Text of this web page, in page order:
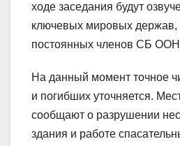
ходе заседания будут
ключевых мировых держав,
постоянных членов СБ
На данный момент точное
и погибших уточняется.
сообщают о разрушении
здания и работе